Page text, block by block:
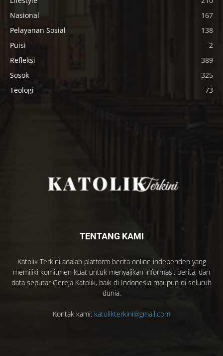
Nasional
167
Pelayanan Sosial
138
Puisi
2
Refleksi
389
Sosok
325
Teologi
73
TENTANG KAMI
Katolik Terkini adalah platform berita online independen yang
memiliki komitmen kuat untuk menyajikan informasi, berita, dan
data seputar Gereja Katolik, baik di Indonesia maupun di seluruh
dunia.
Kontak kami: katolikterkini@gmail.com